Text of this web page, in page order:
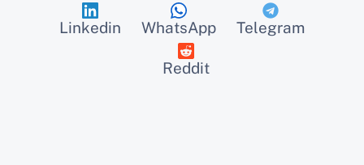
Linkedin WhatsApp Telegram
Reddit